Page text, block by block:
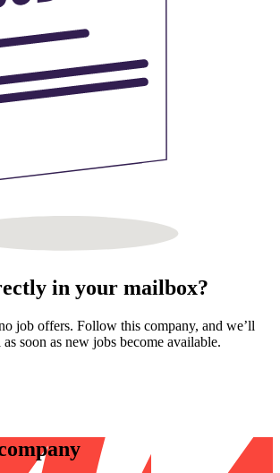
in your mailbox?
job offers. Follow this company, and we’ll
soon as new jobs become available.